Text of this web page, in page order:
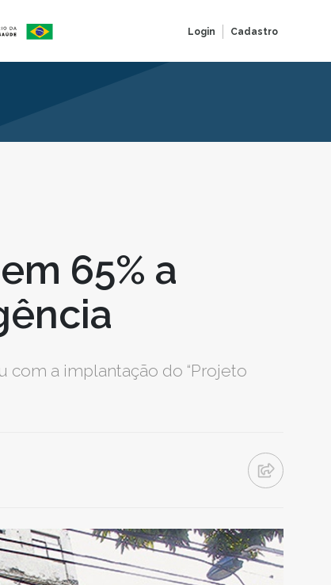
Login Cadastro
65% a
a implantação do “Projeto